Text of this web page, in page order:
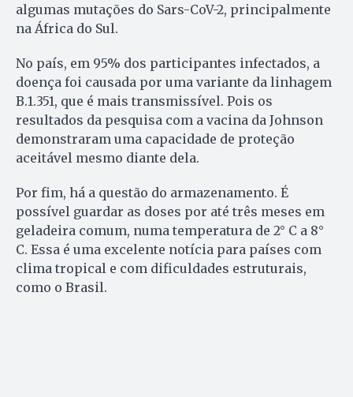
algumas mutações do Sars-CoV-2, principalmente
na África do Sul.
No país, em 95% dos participantes infectados, a
doença foi causada por uma variante da linhagem
B.1.351, que é mais transmissível. Pois os
resultados da pesquisa com a vacina da Johnson
demonstraram uma capacidade de proteção
aceitável mesmo diante dela.
Por fim, há a questão do armazenamento. É
possível guardar as doses por até três meses em
geladeira comum, numa temperatura de 2° C a 8°
C. Essa é uma excelente notícia para países com
clima tropical e com dificuldades estruturais,
como o Brasil.